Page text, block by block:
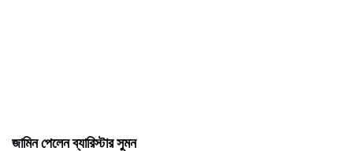
জামিন পেলেন ব্যারিস্টার সুমন